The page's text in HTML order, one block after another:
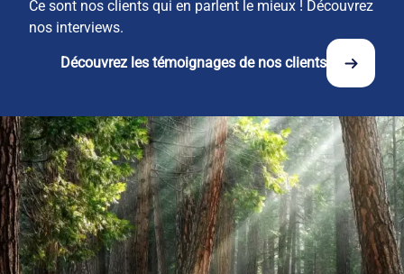
Ce sont nos clients qui en parlent le mieux ! Découvrez
nos interviews.
Découvrez les témoignages de nos clients